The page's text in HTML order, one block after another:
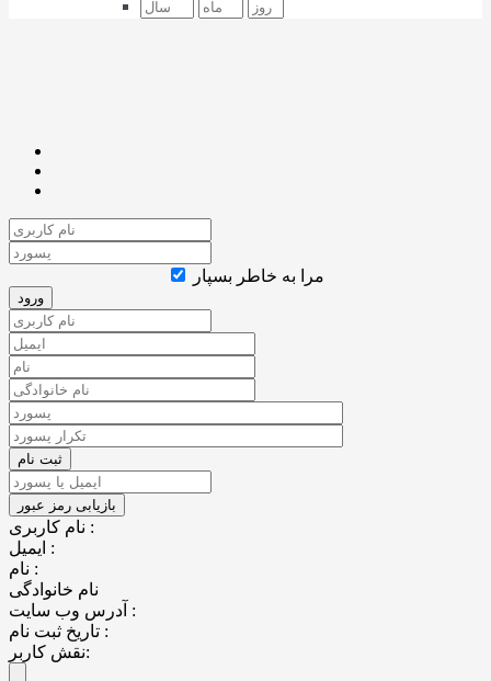
مرا به خاطر بسپار
نام کاربری :
ایمیل :
نام :
نام خانوادگی
آدرس وب سایت :
تاریخ ثبت نام :
نقش کاربر: